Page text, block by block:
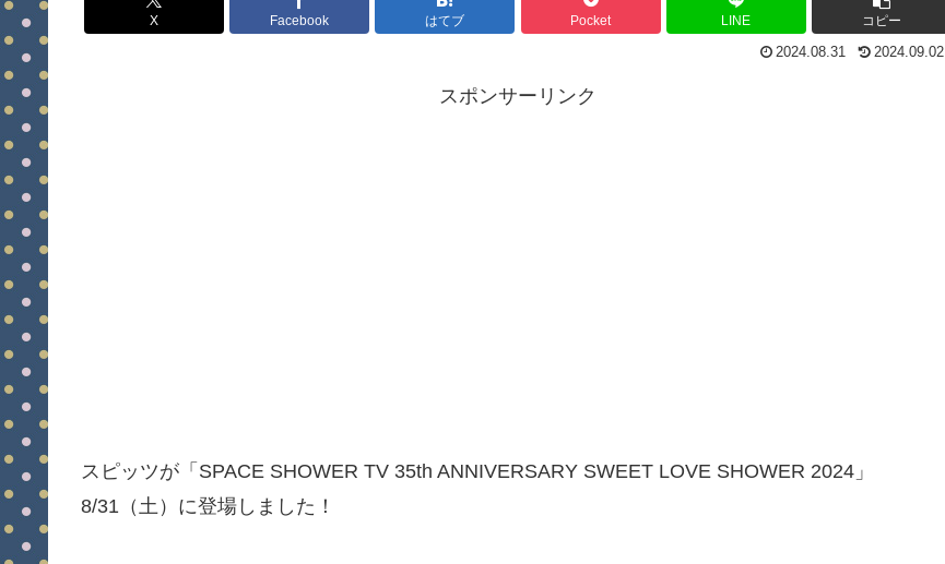
X Facebook はてブ Pocket LINE コピー
2024.08.31 2024.09.02
スポンサーリンク
スピッツが「SPACE SHOWER TV 35th ANNIVERSARY SWEET LOVE SHOWER 2024」
8/31（土）に登場しました！